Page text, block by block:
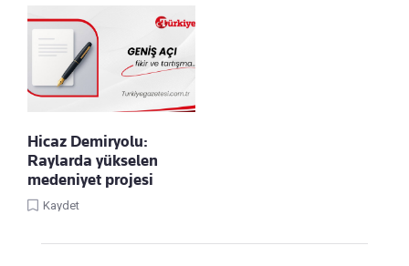
Hicaz Demiryolu:
Raylarda yükselen
medeniyet projesi
Kaydet